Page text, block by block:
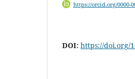
https://orcid.org/0000-
DOI: https://doi.org/